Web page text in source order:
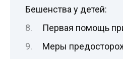
Бешенства у детей:
Первая помощь
Меры